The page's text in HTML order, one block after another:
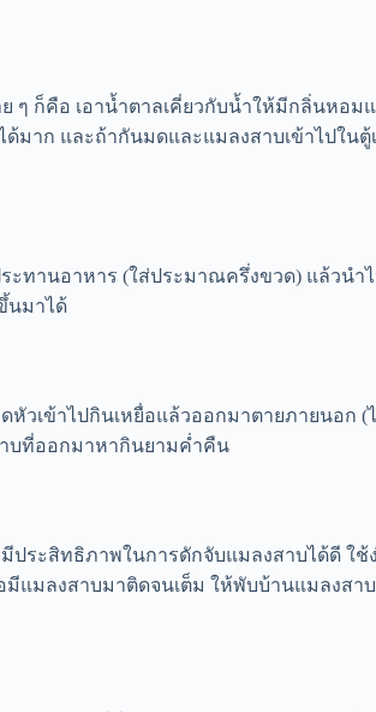
ก็คือ เอาน้ำตาลเคี่ยวกับน้ำให้มีกลิ่นหอ
าก และถ้ากันมดและแมลงสาบเข้าไปใน
ทานอาหาร (ใส่ประมาณครึ่งขวด) แล้วน
นมาได้
วเข้าไปกินเหยื่อแล้วออกมาตายภายนอ
าบที่ออกมาหากินยามค่ำคืน
ระสิทธิภาพในการดักจับแมลงสาบได้ดี ใ
มลงสาบมาติดจนเต็ม ให้พับบ้านแมลงส